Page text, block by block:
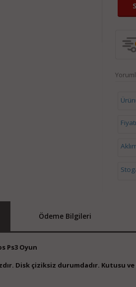
Ödeme Bilgileri
Ps3 Oyun
Disk çiziksiz durumdadır. Kutusu